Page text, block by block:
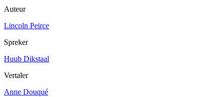
Auteur
Lincoln Peirce
Spreker
Huub Dikstaal
Vertaler
Anne Douqué